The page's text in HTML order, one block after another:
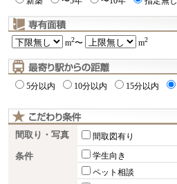
m2〜 m2
5分以内 10分以内 15分以内
間取り・写真 間取図有り
条件 学生向き
ペット相談